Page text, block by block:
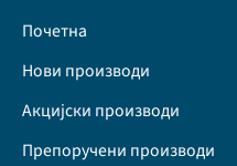
Почетна
Нови производи
Акцијски производи
Препоручени производи